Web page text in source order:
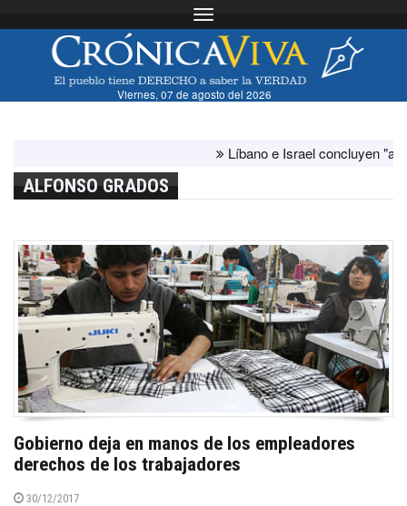
Toggle navigation
Viernes, 07 de agosto del 2026
Líbano e Israel concluyen "antes
ALFONSO GRADOS
Gobierno deja en manos de los empleadores
derechos de los trabajadores
30/12/2017